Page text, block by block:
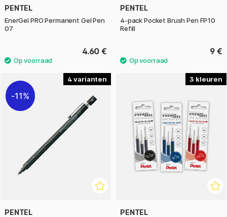
PENTEL
EnerGel PRO Permanent Gel Pen
07
4.60 €
PENTEL
4-pack Pocket Brush Pen FP10
Refill
9 €
4
11%
PENTEL
3
PENTEL